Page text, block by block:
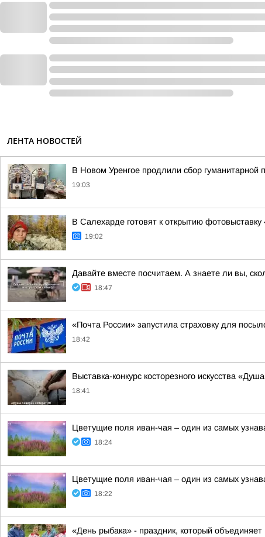
ЛЕНТА НОВОСТЕЙ
В Новом Уренгое продлили сбор
19:03
В Салехарде готовят к открытию
19:02
Давайте вместе посчитаем. А знаете ли вы,
18:47
«Почта России» запустила страховку для
18:42
Выставка-конкурс косторезного искусства
18:41
Цветущие поля иван-чая – один из самых
18:24
Цветущие поля иван-чая – один из самых
18:22
«День рыбака» - праздник, который объединяет